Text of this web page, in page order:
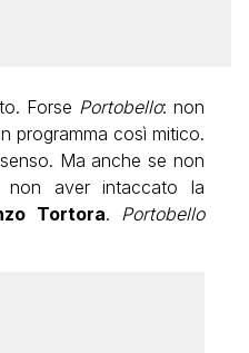
Forse Portobello: non
programma così mitico.
Ma anche se non
aver intaccato la
Tortora. Portobello